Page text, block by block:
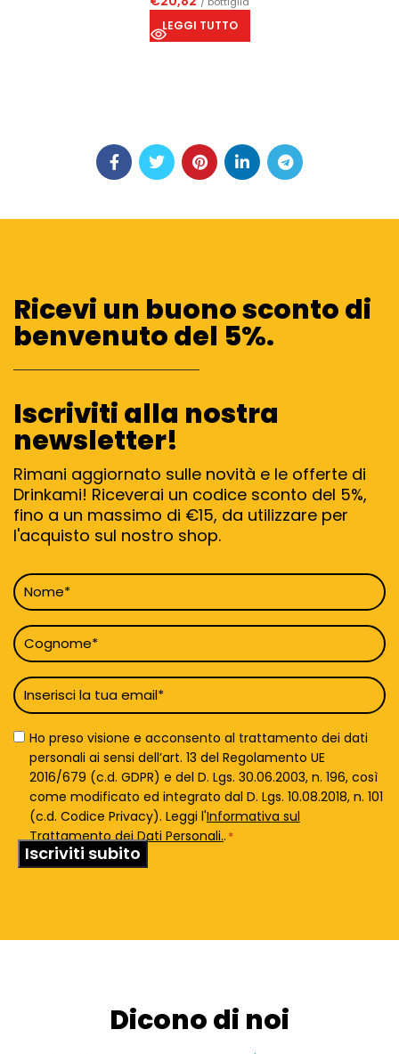
LEGGI TUTTO
Ricevi un buono sconto di
benvenuto del 5%.
Iscriviti alla nostra
newsletter!
Rimani aggiornato sulle novità e le offerte di
Drinkami! Riceverai un codice sconto del 5%,
fino a un massimo di €15, da utilizzare per
l'acquisto sul nostro shop.
Nome
*
Cognome
*
Email
*
Privacy
Policy
Ho preso visione e acconsento al trattamento dei dati
personali ai sensi dell’art. 13 del Regolamento UE
2016/679 (c.d. GDPR) e del D. Lgs. 30.06.2003, n. 196, così
come modificato ed integrato dal D. Lgs. 10.08.2018, n. 101
(c.d. Codice Privacy). Leggi l'Informativa sul
Trattamento dei Dati Personali.. *
Dicono di noi